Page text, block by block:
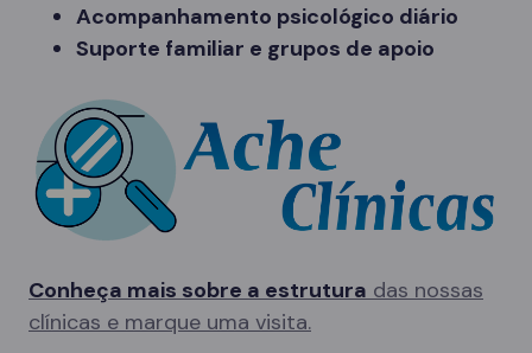
Acompanhamento psicológico diário
Suporte familiar e grupos de apoio
Conheça mais sobre a estrutura das nossas
clínicas e marque uma visita.